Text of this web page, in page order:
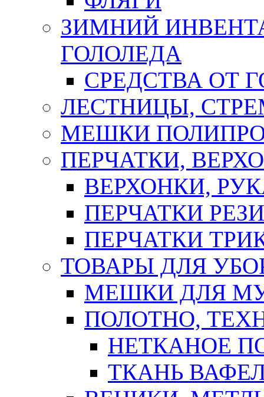
ЗИМНИЙ
ГОЛОЛЕДА
СРЕДСТВА ОТ
ЛЕСТНИЦЫ,
МЕШКИ
ПЕРЧАТКИ,
ВЕРХОНКИ,
ПЕРЧАТКИ
ПЕРЧАТКИ
ТОВАРЫ ДЛЯ
МЕШКИ ДЛЯ
ПОЛОТНО,
НЕТКАНОЕ
ТКАНЬ